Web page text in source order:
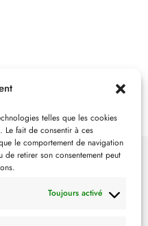
telles que les cookies
Le fait de consentir à ces
le comportement de navigation
retirer son consentement peut
Toujours activé